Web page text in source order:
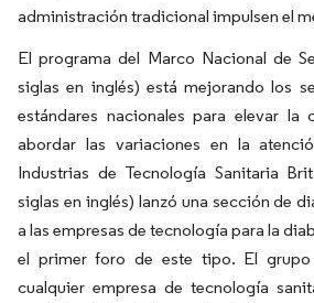
administración tradicional impulsen el
El programa del Marco Nacional de
siglas en inglés) está mejorando los
estándares nacionales para elevar
abordar las variaciones en la
Industrias de Tecnología Sanitaria
siglas en inglés) lanzó una sección de
a las empresas de tecnología para la
el primer foro de este tipo. El
cualquier empresa de tecnología